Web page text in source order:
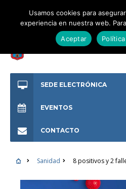
SEDE ELECTRÓNICA
EVENTOS
CONTACTO
Sanidad 8 positivos y 2
Usamos cookies para
experiencia en nuestra web.
Aceptar